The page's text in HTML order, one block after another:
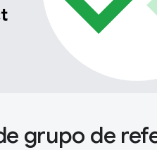
grupo de